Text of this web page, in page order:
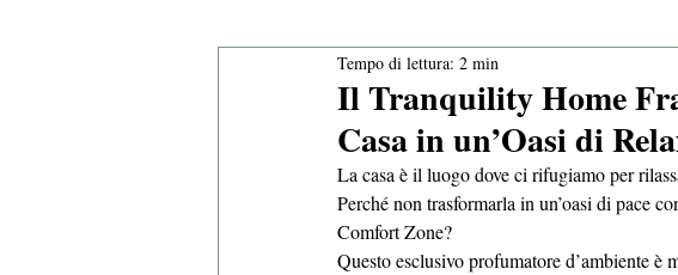
Il Tranquility Home
Casa in un’Oasi di
Tempo di lettura: 2 min
La casa è il luogo dove ci rifugiamo per
Perché non trasformarla in un’oasi di pace
Comfort Zone?
Questo esclusivo profumatore d’ambiente